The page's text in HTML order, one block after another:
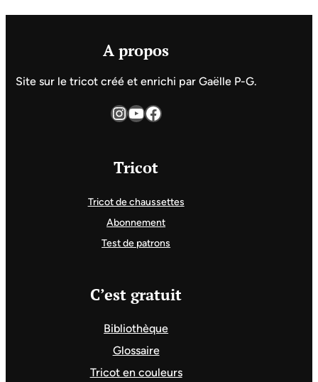
A propos
Site sur le tricot créé et enrichi par Gaëlle P-G.
InstagramYouTube Facebook
Tricot
Tricot de chaussettes
Abonnement
Test de patrons
C’est gratuit
Bibliothèque
Glossaire
Tricot en couleurs